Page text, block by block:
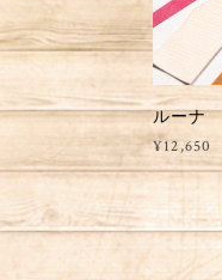
ルーナ
¥12,650